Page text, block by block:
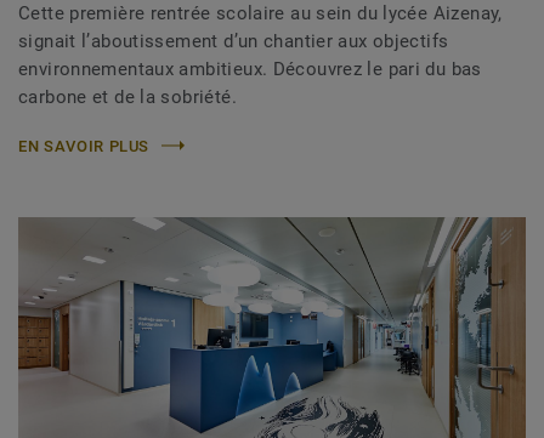
Cette première rentrée scolaire au sein du lycée Aizenay,
signait l’aboutissement d’un chantier aux objectifs
environnementaux ambitieux. Découvrez le pari du bas
carbone et de la sobriété.
EN SAVOIR PLUS